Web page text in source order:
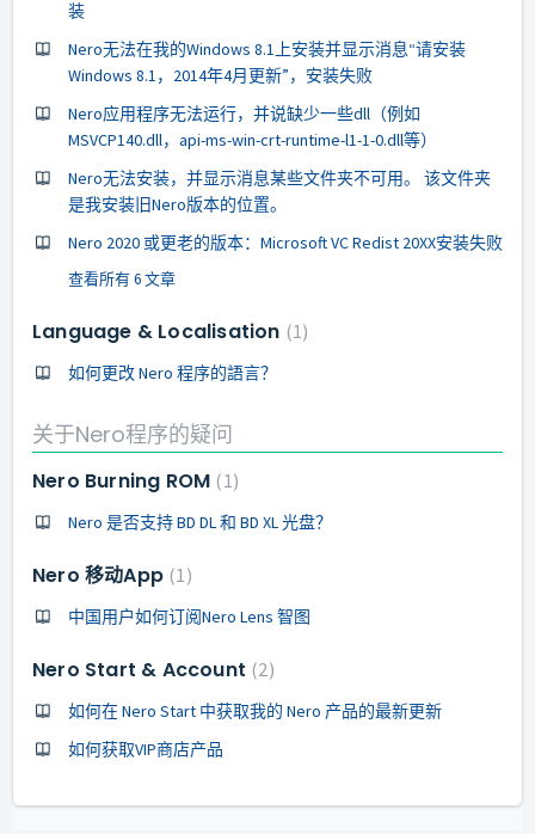
装
Nero无法在我的Windows 8.1上安装并显示消息“请安装
Windows 8.1，2014年4月更新”，安装失败
Nero应用程序无法运行，并说缺少一些dll（例如
MSVCP140.dll，api-ms-win-crt-runtime-l1-1-0.dll等）
Nero无法安装，并显示消息某些文件夹不可用。 该文件夹
是我安装旧Nero版本的位置。
Nero 2020 或更老的版本：Microsoft VC Redist 20XX安装失败
查看所有 6 文章
Language & Localisation 1
如何更改 Nero 程序的語言？
关于Nero程序的疑问
Nero Burning ROM 1
Nero 是否支持 BD DL 和 BD XL 光盘？
Nero 移动App 1
中国用户如何订阅Nero Lens 智图
Nero Start & Account 2
如何在 Nero Start 中获取我的 Nero 产品的最新更新
如何获取VIP商店产品